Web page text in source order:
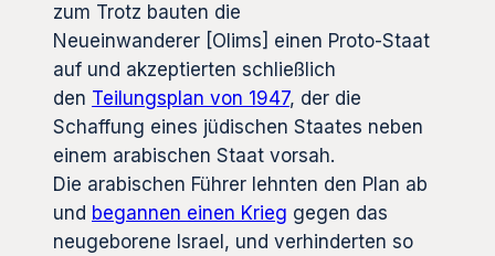
zum Trotz bauten die
Neueinwanderer [Olims] einen Proto-Staat
auf und akzeptierten schließlich
den Teilungsplan von 1947, der die
Schaffung eines jüdischen Staates neben
einem arabischen Staat vorsah.
Die arabischen Führer lehnten den Plan ab
und begannen einen Krieg gegen das
neugeborene Israel, und verhinderten so